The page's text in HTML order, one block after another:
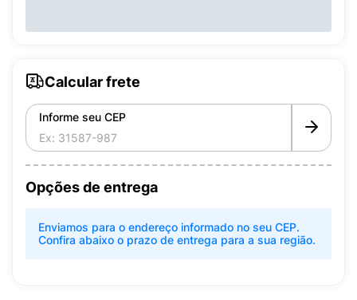
Calcular frete
Informe seu CEP
Opções de entrega
Enviamos para o endereço informado no seu CEP.
Confira abaixo o prazo de entrega para a sua região.